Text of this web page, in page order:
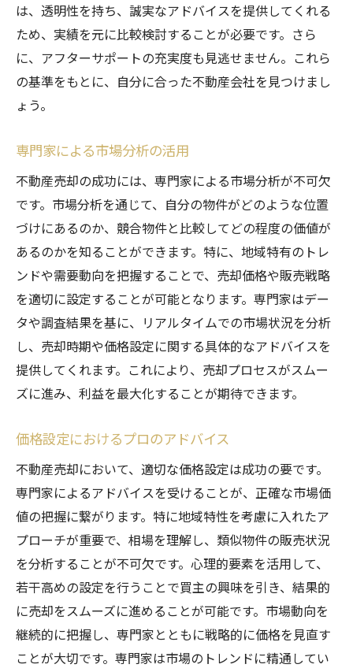
は、透明性を持ち、誠実なアドバイスを提供してくれる
ため、実績を元に比較検討することが必要です。さら
に、アフターサポートの充実度も見逃せません。これら
の基準をもとに、自分に合った不動産会社を見つけまし
ょう。
専門家による市場分析の活用
不動産売却の成功には、専門家による市場分析が不可欠
です。市場分析を通じて、自分の物件がどのような位置
づけにあるのか、競合物件と比較してどの程度の価値が
あるのかを知ることができます。特に、地域特有のトレ
ンドや需要動向を把握することで、売却価格や販売戦略
を適切に設定することが可能となります。専門家はデー
タや調査結果を基に、リアルタイムでの市場状況を分析
し、売却時期や価格設定に関する具体的なアドバイスを
提供してくれます。これにより、売却プロセスがスムー
ズに進み、利益を最大化することが期待できます。
価格設定におけるプロのアドバイス
不動産売却において、適切な価格設定は成功の要です。
専門家によるアドバイスを受けることが、正確な市場価
値の把握に繋がります。特に地域特性を考慮に入れたア
プローチが重要で、相場を理解し、類似物件の販売状況
を分析することが不可欠です。心理的要素を活用して、
若干高めの設定を行うことで買主の興味を引き、結果的
に売却をスムーズに進めることが可能です。市場動向を
継続的に把握し、専門家とともに戦略的に価格を見直す
ことが大切です。専門家は市場のトレンドに精通してい